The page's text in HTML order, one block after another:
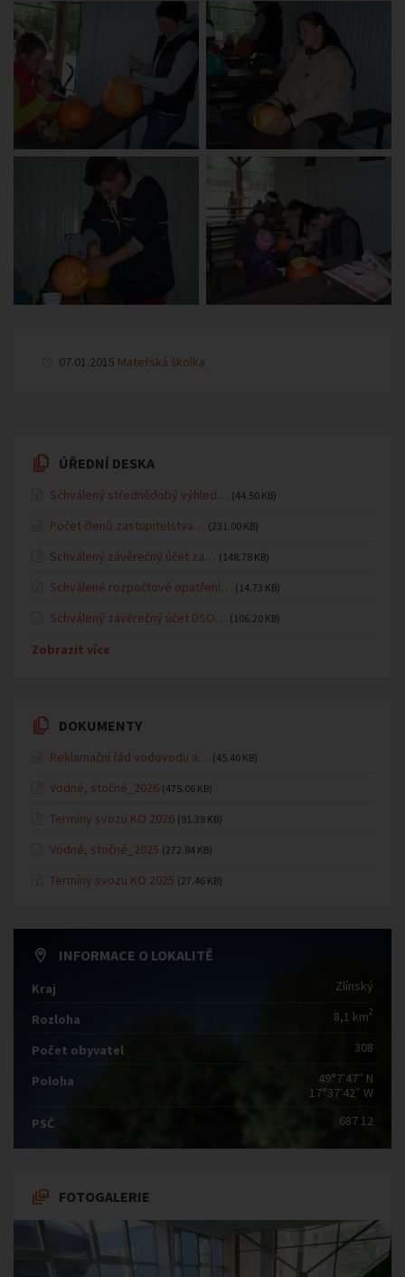
07.01.2015 Mateřská školka
ÚŘEDNÍ DESKA
Schválený střednědobý výhled… (44.50 KB)
Počet členů zastupitelstva… (231.00 KB)
Schválený závěrečný účet za… (148.78 KB)
Schválené rozpočtové opatření… (14.73 KB)
Schválený závěrečný účet DSO… (106.20 KB)
Zobrazit více
DOKUMENTY
Reklamační řád vodovodu a… (45.40 KB)
Vodné, stočné_2026 (475.06 KB)
Termíny svozu KO 2026 (91.38 KB)
Vodné, stočné_2025 (272.84 KB)
Termíny svozu KO 2025 (27.46 KB)
INFORMACE O LOKALITĚ
Kraj Zlínský
Rozloha 8,1 km2
Počet obyvatel 308
Poloha
49°7′47″ N
17°37′42″ W
PSČ
687 12
FOTOGALERIE